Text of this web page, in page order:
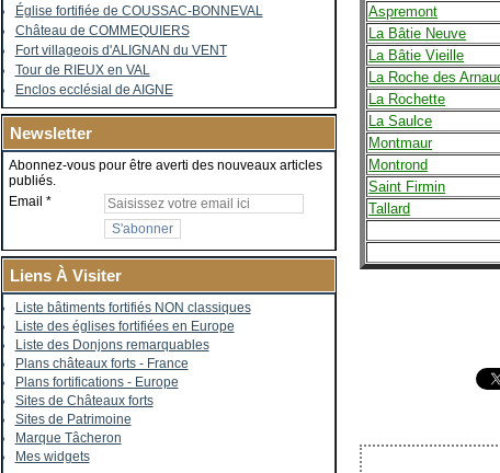
Église fortifiée de COUSSAC-BONNEVAL
Château de COMMEQUIERS
Fort villageois d'ALIGNAN du VENT
Tour de RIEUX en VAL
Enclos ecclésial de AIGNE
Newsletter
Abonnez-vous pour être averti des nouveaux articles
publiés.
Email
Liens À Visiter
Liste bâtiments fortifiés NON classiques
Liste des églises fortifiées en Europe
Liste des Donjons remarquables
Plans châteaux forts - France
Plans fortifications - Europe
Sites de Châteaux forts
Sites de Patrimoine
Marque Tâcheron
Mes widgets
Aspremont
La Bâtie Neuve
La Bâtie Vieille
La Roche des
La Rochette
La Saulce
Montmaur
Montrond
Saint Firmin
Tallard